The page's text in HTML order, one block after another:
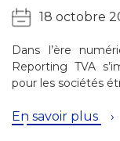
18 octobre
Dans l’ère
Reporting TVA
pour les sociétés
En savoir plus